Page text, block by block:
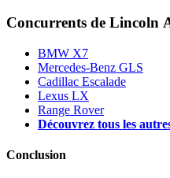
Concurrents de Lincoln
BMW X7
Mercedes-Benz GLS
Cadillac Escalade
Lexus LX
Range Rover
Découvrez tous les
Conclusion